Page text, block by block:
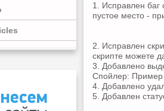
1. Исправлен баг
пустое место -
2. Исправлен
скрипте можете
3. Добавлено
Спойлер: Пример
4. Добавлено
5. Добавлен